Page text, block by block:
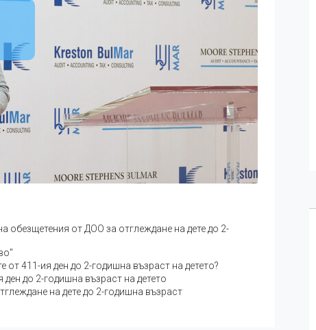
обезщетения от ДОО за отглеждане на дете до 2-
411-ия ден до 2-годишна възраст на детето?
до 2-годишна възраст на детето
на дете до 2-годишна възраст